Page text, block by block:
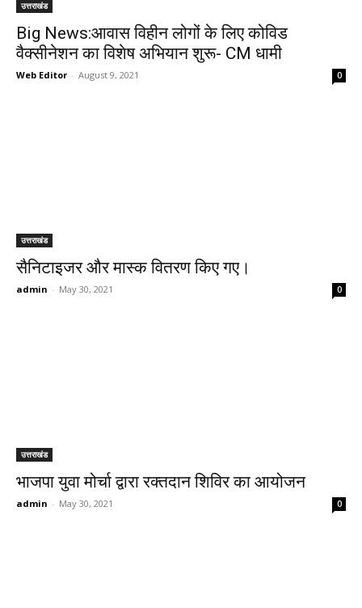
उत्तराखंड
Big News:आवास विहीन लोगों के लिए कोविड
वैक्सीनेशन का विशेष अभियान शुरू- CM धामी
Web Editor - August 9, 2021 0
उत्तराखंड
सैनिटाइजर और मास्क वितरण किए गए।
admin - May 30, 2021 0
उत्तराखंड
भाजपा युवा मोर्चा द्वारा रक्तदान शिविर का आयोजन
admin - May 30, 2021 0